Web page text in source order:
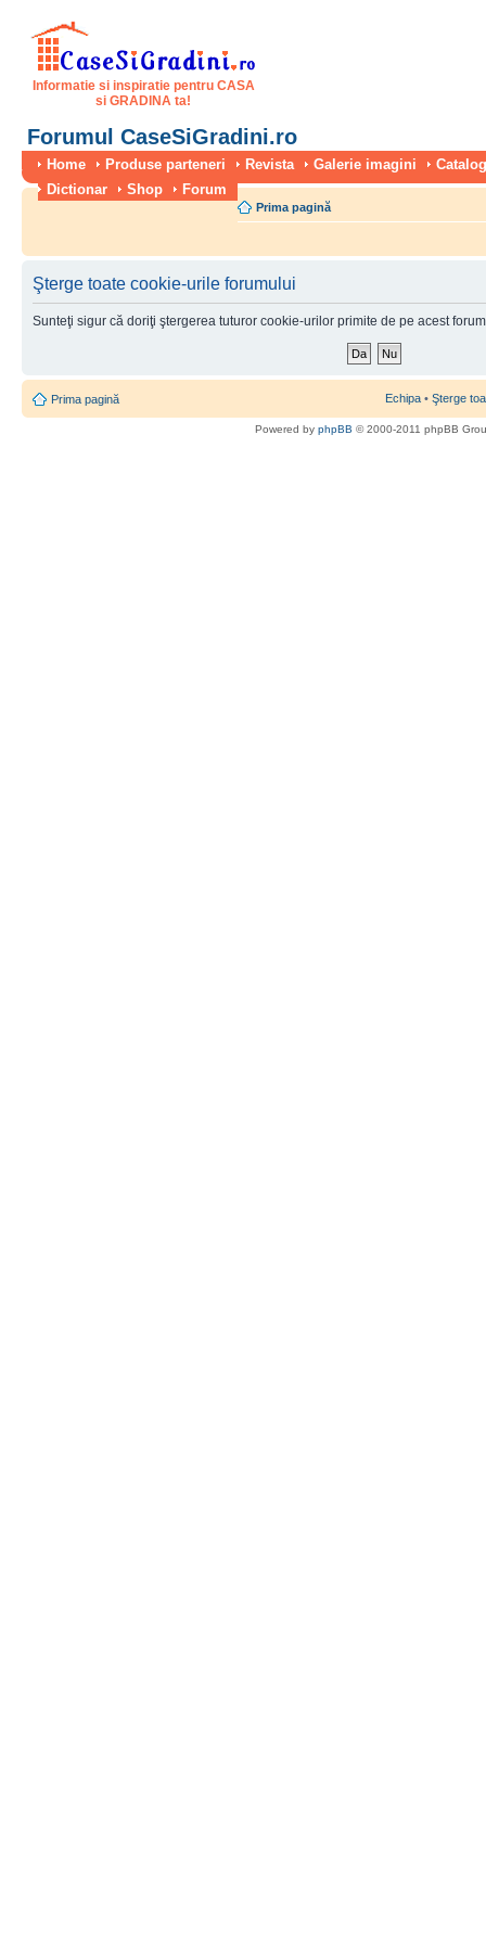
Informatie si inspiratie pentru CASA
si GRADINA ta!
Forumul CaseSiGradini.ro
Home Produse parteneri Revista Galerie imagini
Dictionar
Shop Forum
Prima pagină
Şterge toate cookie-urile forumului
Sunteţi sigur că doriţi ştergerea tuturor cookie-urilor primite de pe acest
Prima pagină Echipa • Şterge
Powered by phpBB © 2000-2011 phpBB